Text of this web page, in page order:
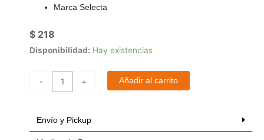
Marca Selecta
$ 218
Disponibilidad: Hay existencias
-
Cuchara
+ Añadir al carrito
Envío y Pickup